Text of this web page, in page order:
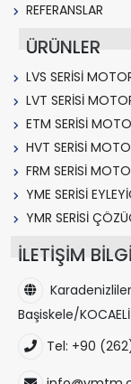
REFERANSLAR
ÜRÜNLER
LVS SERİSİ
LVT SERİSİ
ETM SERİSİ
HVT SERİSİ
FRM SERİSİ
YME SERİSİ
YMR SERİSİ
İLETİŞİM
Başiskele/KOCAELİ
Tel: +90